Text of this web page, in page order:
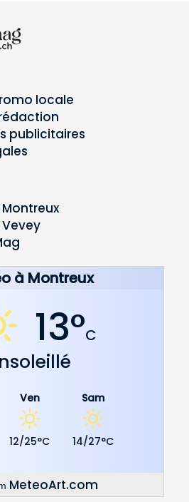
locale
publicitaires
à Montreux
13°C
Ven
12/25°C
Sam
14/27°C
MeteoArt.com